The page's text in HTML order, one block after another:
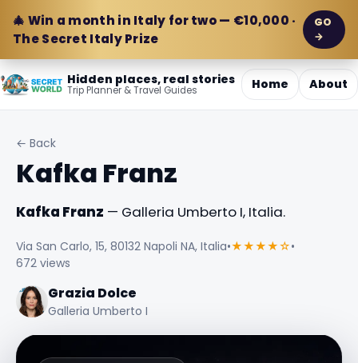
🎄 Win a month in Italy for two — €10,000 ·
The Secret Italy Prize
GO
→
Hidden places, real stories
Trip Planner & Travel Guides Home About
← Back
Kafka Franz
Kafka Franz — Galleria Umberto I, Italia.
Via San Carlo, 15, 80132 Napoli NA, Italia•★★★★☆•
672 views
Grazia Dolce
Galleria Umberto I